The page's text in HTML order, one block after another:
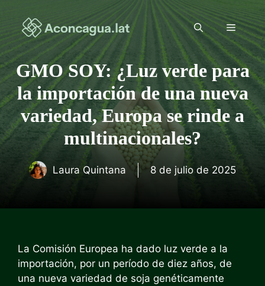
contenido
Menú
GMO SOY: ¿Luz verde para
la importación de una nueva
variedad, Europa se rinde a
multinacionales?
Laura Quintana 8 de julio de 2025
La Comisión Europea ha dado luz verde a la
importación, por un período de diez años, de
una nueva variedad de soja genéticamente